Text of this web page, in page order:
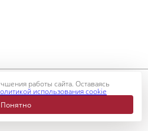
Карта сайта
работы сайта. Оставаясь
использования cookie
Понятно